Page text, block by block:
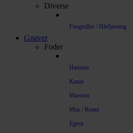
Diverse
Fnugruller / Hårfjerning
Gnaver
Foder
Hamster
Kanin
Marsvin
Mus / Rotter
Egern